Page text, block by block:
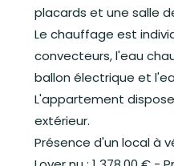
placards et une salle
Le chauffage est
convecteurs, l'eau
ballon électrique et
L'appartement
extérieur.
Présence d'un local à